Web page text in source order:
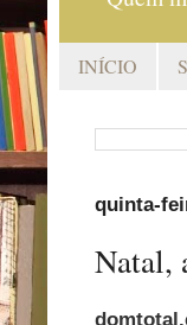
INÍCIO
quinta-
Natal,